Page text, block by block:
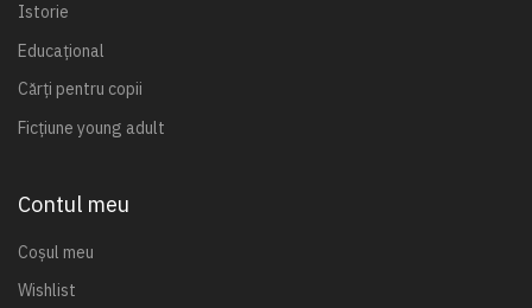
Istorie
Educațional
Cărți pentru copii
Ficțiune young adult
Contul meu
Coșul meu
Wishlist